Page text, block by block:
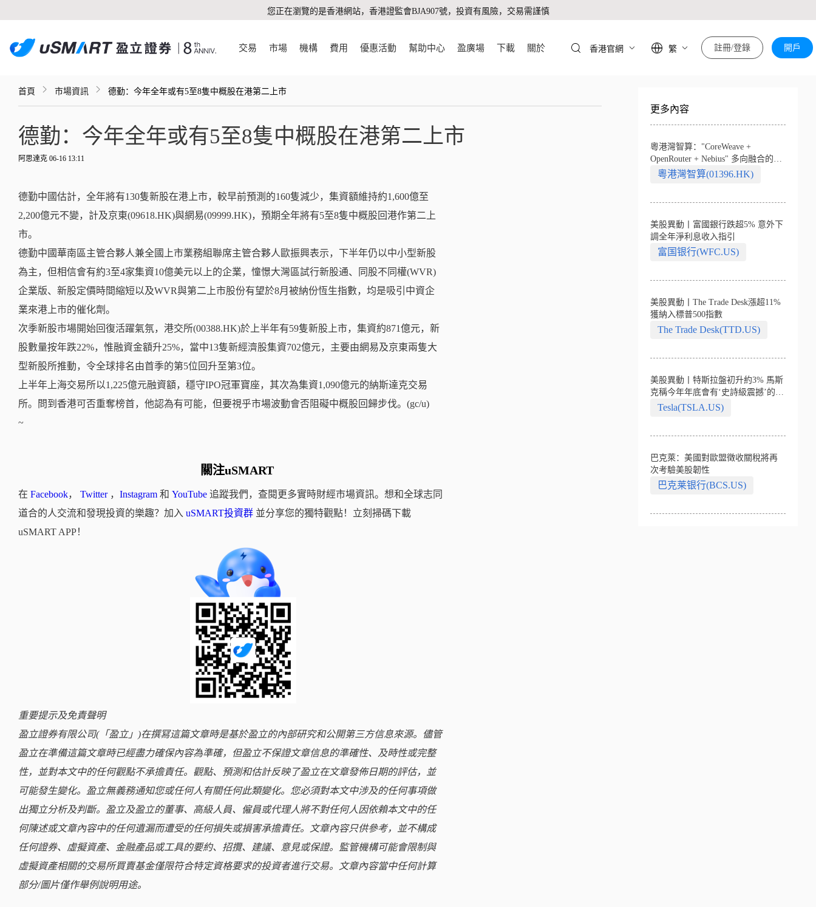
您正在瀏覽的是香港網站，香港證監會BJA907號，投資有風險，交易需謹慎
交易 市場 機構 費用 優惠活動 幫助中心 盈廣場 下載 關於 香港官網 繁 註冊/登錄 開戶
首頁 市場資訊 德勤：今年全年或有5至8隻中概股在港第二上市
德勤：今年全年或有5至8隻中概股在港第二上市
阿思達克 06-16 13:11
德勤中國估計，全年將有130隻新股在港上市，較早前預測的160隻減少，集資額維持約1,600億至
2,200億元不變，計及京東(09618.HK)與網易(09999.HK)，預期全年將有5至8隻中概股回港作第二上
市。
德勤中國華南區主管合夥人兼全國上市業務組聯席主管合夥人歐振興表示，下半年仍以中小型新股
為主，但相信會有約3至4家集資10億美元以上的企業，憧憬大灣區試行新股通、同股不同權(WVR)
企業版、新股定價時間縮短以及WVR與第二上市股份有望於8月被納份恆生指數，均是吸引中資企
業來港上市的催化劑。
次季新股市場開始回復活躍氣氛，港交所(00388.HK)於上半年有59隻新股上市，集資約871億元，新
股數量按年跌22%，惟融資金額升25%，當中13隻新經濟股集資702億元，主要由網易及京東兩隻大
型新股所推動，令全球排名由首季的第5位回升至第3位。
上半年上海交易所以1,225億元融資額，穩守IPO冠軍寶座，其次為集資1,090億元的納斯達克交易
所。問到香港可否重奪榜首，他認為有可能，但要視乎市場波動會否阻礙中概股回歸步伐。(gc/u)
~
關注uSMART
在 Facebook， Twitter， Instagram 和 YouTube 追蹤我們，查閱更多實時財經市場資訊。想和全球志同
道合的人交流和發現投資的樂趣？加入 uSMART投資群 並分享您的獨特觀點！立刻掃碼下載
uSMART APP！
重要提示及免責聲明
盈立證券有限公司(「盈立」)在撰冩這篇文章時是基於盈立的內部研究和公開第三方信息來源。儘管
盈立在準備這篇文章時已經盡力確保內容為準確，但盈立不保證文章信息的準確性、及時性或完整
性，並對本文中的任何觀點不承擔責任。觀點、預測和估計反映了盈立在文章發佈日期的評估，並
可能發生變化。盈立無義務通知您或任何人有關任何此類變化。您必須對本文中涉及的任何事項做
出獨立分析及判斷。盈立及盈立的董事、高級人員、僱員或代理人將不對任何人因依賴本文中的任
何陳述或文章內容中的任何遺漏而遭受的任何損失或損害承擔責任。文章內容只供參考，並不構成
任何證券、虛擬資產、金融產品或工具的要約、招攬、建議、意見或保證。監管機構可能會限制與
虛擬資產相關的交易所買賣基金僅限符合特定資格要求的投資者進行交易。文章內容當中任何計算
部分/圖片僅作舉例說明用途。
更多內容
粵港灣智算："CoreWeave +
OpenRouter + Nebius" 多向融合的中
國智算新範式
粵港灣智算(01396.HK)
美股異動丨富國銀行跌超5% 意外下
調全年淨利息收入指引
富国银行(WFC.US)
美股異動丨The Trade Desk漲超11%
獲納入標普500指數
The Trade Desk(TTD.US)
美股異動丨特斯拉盤初升約3% 馬斯
克稱今年年底會有‘史詩級震撼’的演
示Tesla(TSLA.US)
巴克萊：美國對歐盟徵收關稅將再
次考驗美股韌性
巴克莱银行(BCS.US)